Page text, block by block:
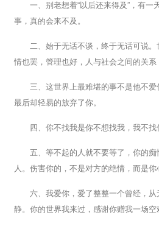
一、别老想着“以后还来得及”，有一
事，真的会来不及。
二、始于无话不谈，终于无话可说
情也罢，管理也好，人与社会之间的关系
三、这世界上最难堪的事不是他不爱
最后却轻易的放弃了你。
四、你不找我是你不想找我，我不找
五、等不起的人就不要等了，你的
人。伤害你的，不是对方的绝情，而是你
六、我爱你，爱了整整一个曾经，
静。你的世界我来过，感谢你赠我一场空